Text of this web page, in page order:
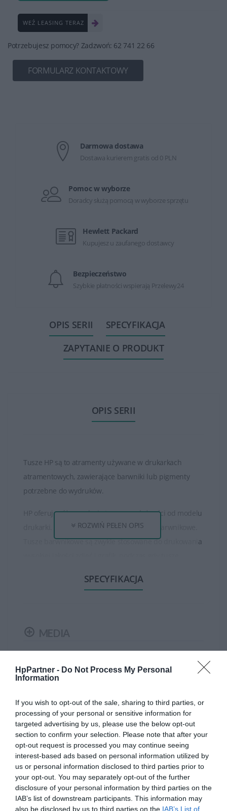
HpPartner - Do Not Process My Personal
Information
If you wish to opt-out of the sale, sharing to third parties, or
processing of your personal or sensitive information for
targeted advertising by us, please use the below opt-out
section to confirm your selection. Please note that after your
opt-out request is processed you may continue seeing
interest-based ads based on personal information utilized by
us or personal information disclosed to third parties prior to
your opt-out. You may separately opt-out of the further
disclosure of your personal information by third parties on the
IAB’s list of downstream participants. This information may
also be disclosed by us to third parties on the IAB’s List of
WEŹ LEASING TERAZ
Potrzebujesz pomocy? Zadzwoń: 62 741 22 66
FORMULARZ KONTAKTOWY
Darmowa dostawa
Dostawa kurierem gratis od 0 PLN
Pomoc w wyborze
Doradcy służą pomocą w wyborze sprzętu
Hewlett Packard
Kupujesz u zaufanego dostawcy
Bezpieczeństwo
Szybkie płatności wspierają Przelewy24
OPIS SERII
SPECYFIKACJA
ZAPYTANIE O PRODUKT
OPIS SERII
Tusze HP są to atramenty używane w drukarkach
atramentowych, zawierające barwniki lub pigmenty
potrzebne do wydruków.
HP oferuje różne rodzaje tuszy, w zależności od modelu
drukarki. Istnieją tusze pigmentowe oraz barwnikowe.
Tusze barwnikowe są zwykle stosowane do drukowania
światło, co sprawia, że są idealne do drukowania
standardowych po bardziej wydajne. Większa
pojemność tuszu zwykle oznacza większą ilość
mogą być korzystne dla osób, które drukują duże ilości
Tusze HP zapewniają wysoką jakość wydruków, oferując
wyraźne teksty, ostre linie i naturalne kolory.
Zapewniają one trwałość wydruków, która utrzymuje się
przez długi czas.
HP stawia na jakość i zabezpieczenia swoich
produktów. Tusze HP zostały opracowane w taki
sposób, aby chronić drukarki, minimalizując ryzyko
ROZWIŃ PEŁEN OPIS
SPECYFIKACJA
CECHY
Wkład HP 72 żółty tusz Vivera HP C9373A. Idealnie
czyste atramenty HP Vivera stosowane w systemie
atramentowym hp72, zostały opracowane z całym
systemem druku i gwarantują niezmiennie
profesjonalne rezultaty.
Rodzaj wkładu Tusz